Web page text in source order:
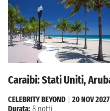
Caraibi: Stati Uniti,
CELEBRITY BEYOND
20 NOV 2027
Durata: 8 notti